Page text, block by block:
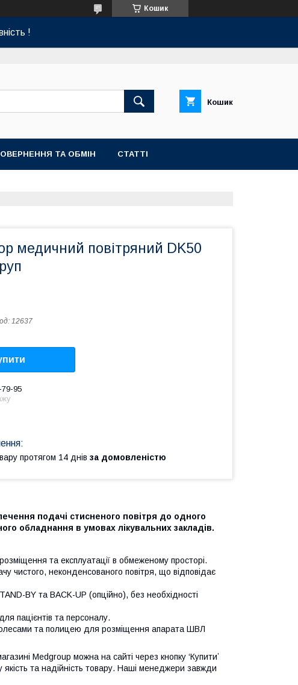
Кошик
!
Кошик
ТА ОБМІН СТАТТІ
медичний повітряний DK50
12637
79-95
протягом 14 днів за домовленістю
подачі стисненого повітря до одного
обладнання в умовах лікувальних закладів.
та експлуатації в обмеженому просторі.
чистого, неконденсованого повітря, що відповідає
BY та BACK-UP (опційно), без необхідності
пацієнтів та персоналу.
та полицею для розміщення апарата ШВЛ
Medgroup можна на сайті через кнопку ‘Купитиʼ
та надійність товару. Наші менеджери завжди